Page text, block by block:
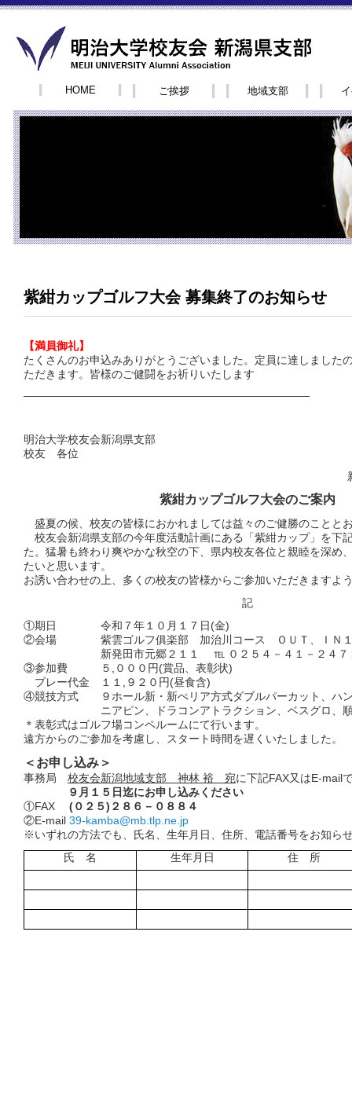
HOME ご挨拶 地域支部
紫紺カップゴルフ大会 募集終了のお知らせ
【満員御礼】
たくさんのお申込みありがとうございました。定員に達しました
ただきます。皆様のご健闘をお祈りいたします
——————————————————————————
明治大学校友会新潟県支部
校友 各位
紫紺カップゴルフ大会のご案内
盛夏の候、校友の皆様におかれましては益々のご健勝のことと
校友会新潟県支部の今年度活動計画にある「紫紺カップ」を下
た。猛暑も終わり爽やかな秋空の下、県内校友各位と親睦を深め
たいと思います。
お誘い合わせの上、多くの校友の皆様からご参加いただきますよ
記
①期日 令和７年１０月１７日(金)
②会場 紫雲ゴルフ俱楽部 加治川コース ＯＵＴ、ＩＮ１
新発田市元郷２１１ ℡ ０２５４－４１－２４７
③参加費 ５,０００円(賞品、表彰状)
プレー代金 １１,９２０円(昼食含)
④競技方式 ９ホール新・新ぺリア方式ダブルパーカット、ハ
ニアピン、ドラコンアトラクション、ベスグロ
＊表彰式はゴルフ場コンペルームにて行います。
遠方からのご参加を考慮し、スタート時間を遅くいたしました。
＜お申し込み＞
事務局 校友会新潟地域支部 神林 裕 宛に下記FAX又はE-mail
９月１５日迄にお申し込みください
①FAX (０２５)２８６－０８８４
②E-mail 39-kamba@mb.tlp.ne.jp
※いずれの方法でも、氏名、生年月日、住所、電話番号をお知ら
氏 名
生年月日 住 所